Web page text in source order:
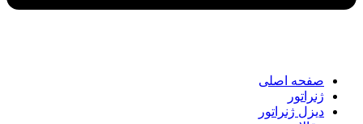
صفحه اصلی
ژنراتور
دیزل ژنراتور